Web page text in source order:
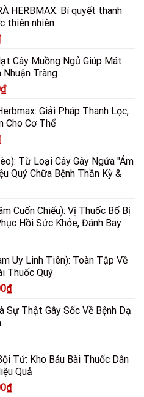
Lào
tại
là:
70.000₫.
HERBMAX: Bí quyết thanh
thiên nhiên
Giá
tại
là:
65.000₫.
Cây Muồng Ngủ Giúp Mát
Nhuận Tràng
₫Giá
tại
là:
Giải Pháp Thanh Lọc,
Cho Cơ Thể
Giá
tại
là:
Từ Loại Cây Gây Ngứa "Ám
Quý Chữa Bệnh Thần Kỳ &
Cuốn Chiếu): Vị Thuốc Bổ Bị
Hồi Sức Khỏe, Đánh Bay
Uy Linh Tiên): Toàn Tập Về
Thuốc Quý
₫Giá
tại
Sự Thật Gây Sốc Về Bệnh Dạ
Tử: Kho Báu Bài Thuốc Dân
Quả
₫Giá